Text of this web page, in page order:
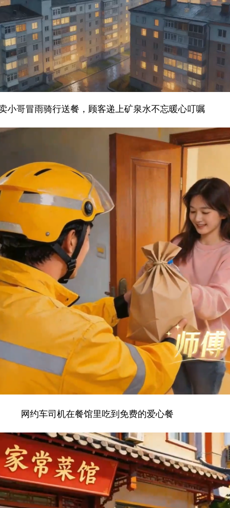
小哥冒雨骑行送餐，顾客递上矿泉水不忘暖心叮嘱
网约车司机在餐馆里吃到免费的爱心餐